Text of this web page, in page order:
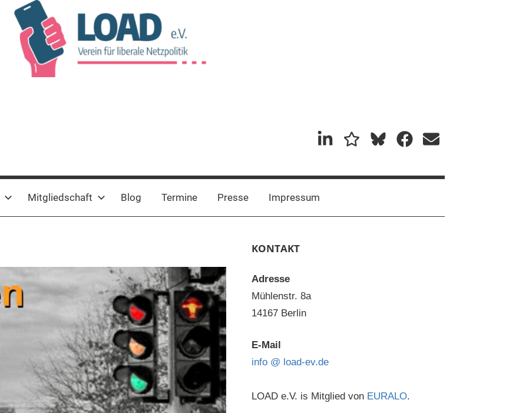
MastadonBluesky
Mitgliedschaft Blog Termine Presse Impressum
KONTAKT
Adresse
Mühlenstr. 8a
14167 Berlin
E-Mail
info @ load-ev.de
LOAD e.V. is Mitglied von EURALO.